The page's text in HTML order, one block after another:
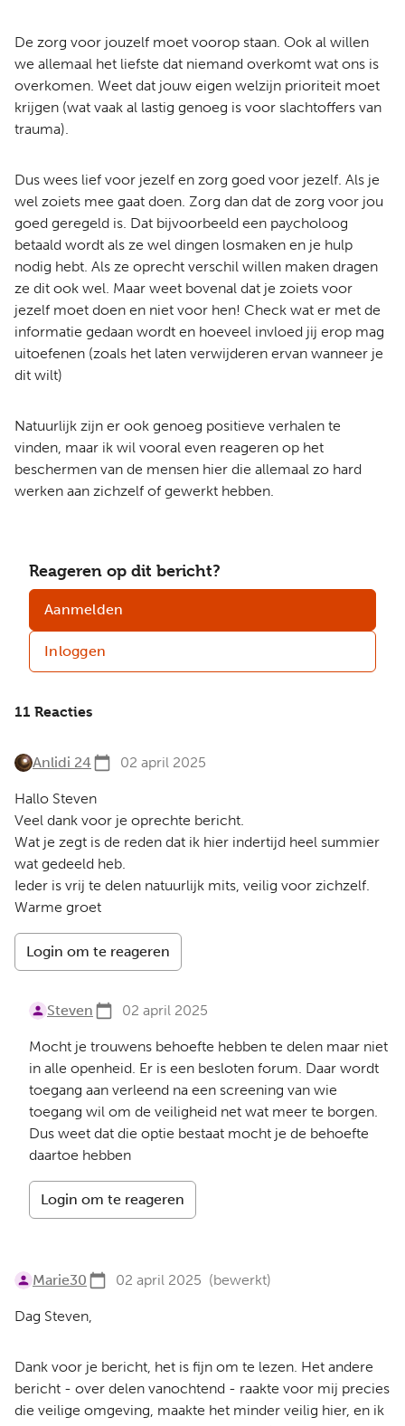
De zorg voor jouzelf moet voorop staan. Ook al willen
we allemaal het liefste dat niemand overkomt wat ons is
overkomen. Weet dat jouw eigen welzijn prioriteit moet
krijgen (wat vaak al lastig genoeg is voor slachtoffers van
trauma).
Dus wees lief voor jezelf en zorg goed voor jezelf. Als je
wel zoiets mee gaat doen. Zorg dan dat de zorg voor jou
goed geregeld is. Dat bijvoorbeeld een paycholoog
betaald wordt als ze wel dingen losmaken en je hulp
nodig hebt. Als ze oprecht verschil willen maken dragen
ze dit ook wel. Maar weet bovenal dat je zoiets voor
jezelf moet doen en niet voor hen! Check wat er met de
informatie gedaan wordt en hoeveel invloed jij erop mag
uitoefenen (zoals het laten verwijderen ervan wanneer je
dit wilt)
Natuurlijk zijn er ook genoeg positieve verhalen te
vinden, maar ik wil vooral even reageren op het
beschermen van de mensen hier die allemaal zo hard
werken aan zichzelf of gewerkt hebben.
Reageren op dit bericht?
Aanmelden
Inloggen
11 Reacties
Anlidi 24 02 april 2025
Hallo Steven
Veel dank voor je oprechte bericht.
Wat je zegt is de reden dat ik hier indertijd heel summier
wat gedeeld heb.
Ieder is vrij te delen natuurlijk mits, veilig voor zichzelf.
Warme groet
Login om te reageren
Steven 02 april 2025
Mocht je trouwens behoefte hebben te delen maar niet
in alle openheid. Er is een besloten forum. Daar wordt
toegang aan verleend na een screening van wie
toegang wil om de veiligheid net wat meer te borgen.
Dus weet dat die optie bestaat mocht je de behoefte
daartoe hebben
Login om te reageren
Marie30 02 april 2025 (bewerkt)
Dag Steven,
Dank voor je bericht, het is fijn om te lezen. Het andere
bericht - over delen vanochtend - raakte voor mij precies
die veilige omgeving, maakte het minder veilig hier, en ik